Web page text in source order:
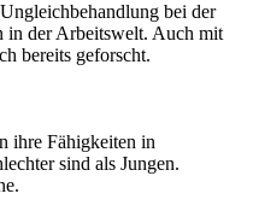
bei der
in der Arbeitswelt. Auch mit
bereits geforscht.
ihre Fähigkeiten in
sind als Jungen.